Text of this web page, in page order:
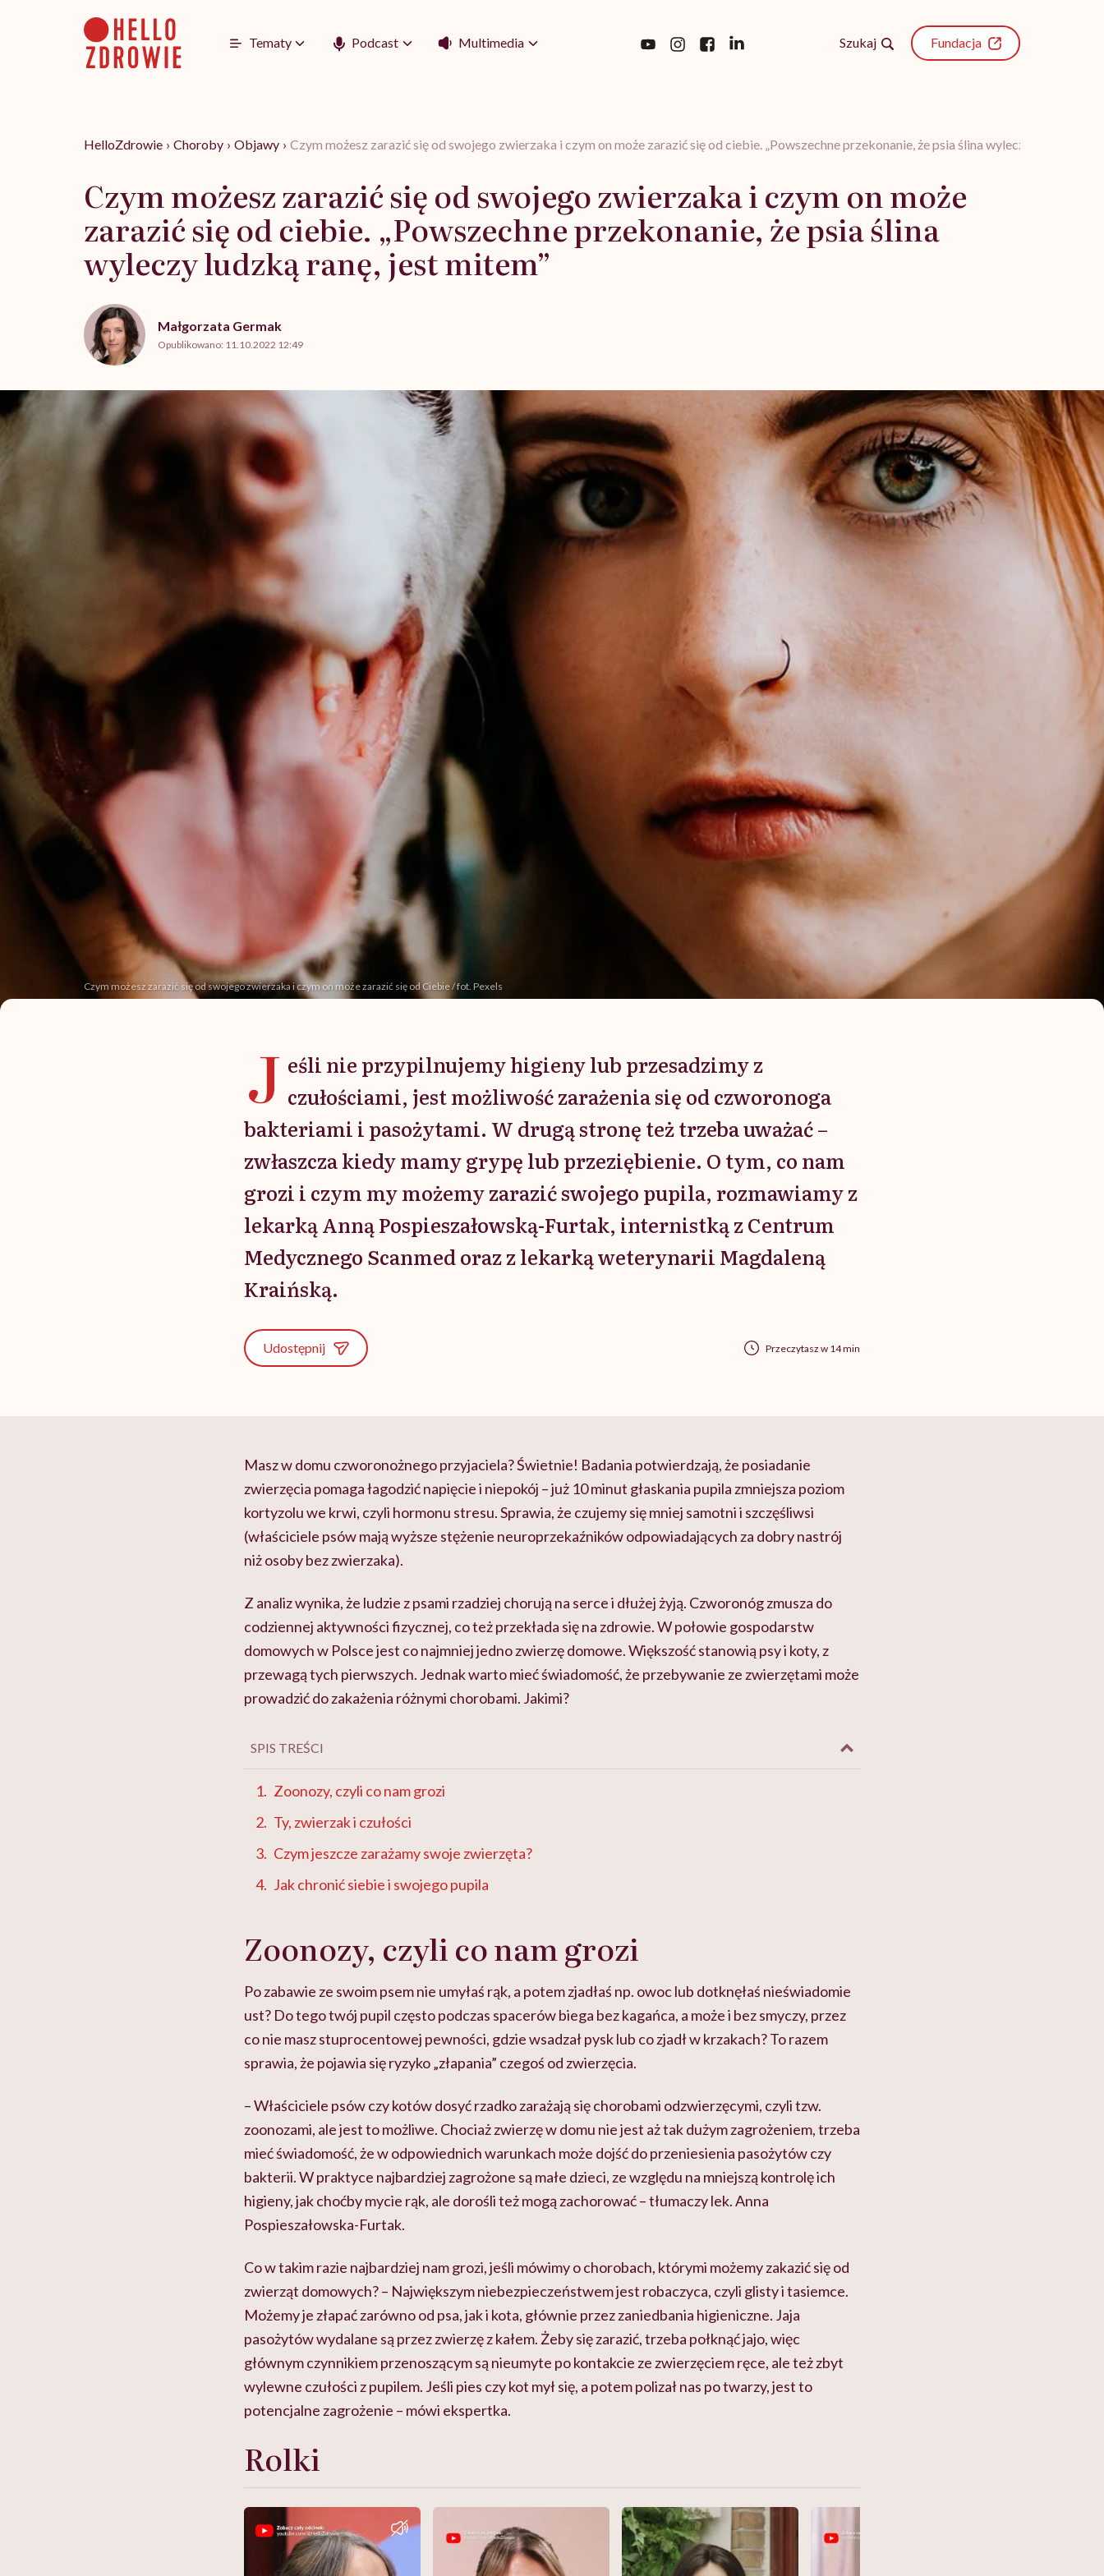
Tematy Podcast Multimedia Szukaj Fundacja
HelloZdrowie › Choroby › Objawy › Czym możesz zarazić się od swojego zwierzaka i czym on może zarazić się od ciebie. „Powszechne przekonanie, że psia ślina wyleczy ludzką
Czym możesz zarazić się od swojego zwierzaka i czym on może
zarazić się od ciebie. „Powszechne przekonanie, że psia ślina
wyleczy ludzką ranę, jest mitem”
Małgorzata Germak
Opublikowano: 11.10.2022 12:49
Czym możesz zarazić się od swojego zwierzaka i czym on może zarazić się od Ciebie / fot. Pexels
J eśli nie przypilnujemy higieny lub przesadzimy z
czułościami, jest możliwość zarażenia się od czworonoga
bakteriami i pasożytami. W drugą stronę też trzeba uważać –
zwłaszcza kiedy mamy grypę lub przeziębienie. O tym, co nam
grozi i czym my możemy zarazić swojego pupila, rozmawiamy z
lekarką Anną Pospieszałowską-Furtak, internistką z Centrum
Medycznego Scanmed oraz z lekarką weterynarii Magdaleną
Kraińską.
Udostępnij Przeczytasz w 14 min
Masz w domu czworonożnego przyjaciela? Świetnie! Badania potwierdzają, że posiadanie
zwierzęcia pomaga łagodzić napięcie i niepokój – już 10 minut głaskania pupila zmniejsza poziom
kortyzolu we krwi, czyli hormonu stresu. Sprawia, że czujemy się mniej samotni i szczęśliwsi
(właściciele psów mają wyższe stężenie neuroprzekaźników odpowiadających za dobry nastrój
niż osoby bez zwierzaka).
Z analiz wynika, że ludzie z psami rzadziej chorują na serce i dłużej żyją. Czworonóg zmusza do
codziennej aktywności fizycznej, co też przekłada się na zdrowie. W połowie gospodarstw
domowych w Polsce jest co najmniej jedno zwierzę domowe. Większość stanowią psy i koty, z
przewagą tych pierwszych. Jednak warto mieć świadomość, że przebywanie ze zwierzętami może
prowadzić do zakażenia różnymi chorobami. Jakimi?
SPIS TREŚCI
Zoonozy, czyli co nam grozi
Ty, zwierzak i czułości
Czym jeszcze zarażamy swoje zwierzęta?
Jak chronić siebie i swojego pupila
Zoonozy, czyli co namgrozi
Po zabawie ze swoim psem nie umyłaś rąk, a potem zjadłaś np. owoc lub dotknęłaś nieświadomie
ust? Do tego twój pupil często podczas spacerów biega bez kagańca, a może i bez smyczy, przez
co nie masz stuprocentowej pewności, gdzie wsadzał pysk lub co zjadł w krzakach? To razem
sprawia, że pojawia się ryzyko „złapania” czegoś od zwierzęcia.
– Właściciele psów czy kotów dosyć rzadko zarażają się chorobami odzwierzęcymi, czyli tzw.
zoonozami, ale jest to możliwe. Chociaż zwierzę w domu nie jest aż tak dużym zagrożeniem, trzeba
mieć świadomość, że w odpowiednich warunkach może dojść do przeniesienia pasożytów czy
bakterii. W praktyce najbardziej zagrożone są małe dzieci, ze względu na mniejszą kontrolę ich
higieny, jak choćby mycie rąk, ale dorośli też mogą zachorować – tłumaczy lek. Anna
Pospieszałowska-Furtak.
Co w takim razie najbardziej nam grozi, jeśli mówimy o chorobach, którymi możemy zakazić się od
zwierząt domowych? – Największym niebezpieczeństwem jest robaczyca, czyli glisty i tasiemce.
Możemy je złapać zarówno od psa, jak i kota, głównie przez zaniedbania higieniczne. Jaja
pasożytów wydalane są przez zwierzę z kałem. Żeby się zarazić, trzeba połknąć jajo, więc
głównym czynnikiem przenoszącym są nieumyte po kontakcie ze zwierzęciem ręce, ale też zbyt
wylewne czułości z pupilem. Jeśli pies czy kot mył się, a potem polizał nas po twarzy, jest to
potencjalne zagrożenie – mówi ekspertka.
Rolki